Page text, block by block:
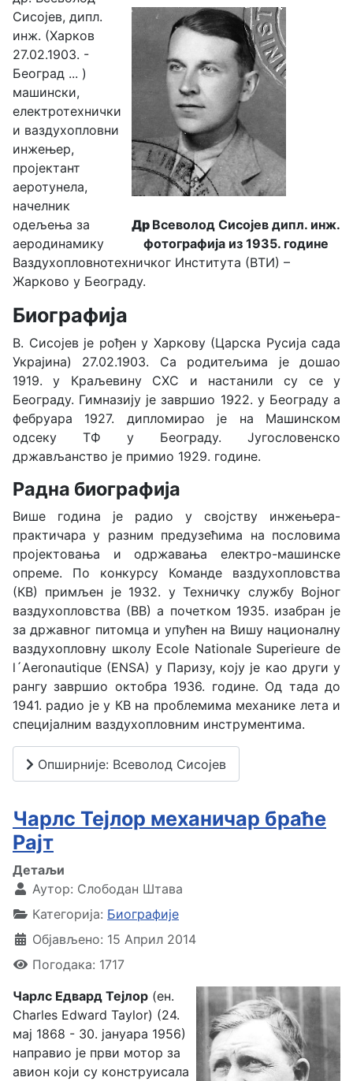
Др Всеволод Сисојев дипл. инж.
фотографија из 1935. године
Сисојев, дипл.
инж. (Харков
27.02.1903. -
Београд ... )
машински,
електротехнички
и ваздухопловни
инжењер,
пројектант
аеротунела,
начелник
одељења за
аеродинамику
Ваздухопловнотехничког Института (ВТИ) –
Жарково у Београду.
Биографија
В. Сисојев је рођен у Харкову (Царска Русија сада
Украјина) 27.02.1903. Са родитељима је дошао
1919. у Краљевину СХС и настанили су се у
Београду. Гимназију је завршио 1922. у Београду а
фебруара 1927. дипломирао је на Машинском
одсеку ТФ у Београду. Југословенско
држављанство је примио 1929. године.
Радна биографија
Више година је радио у својству инжењера-
практичара у разним предузећима на пословима
пројектовања и одржавања електро-машинске
опреме. По конкурсу Команде ваздухопловства
(КВ) примљен је 1932. у Техничку службу Војног
ваздухопловства (ВВ) а почетком 1935. изабран је
за државног питомца и упућен на Вишу националну
ваздухопловну школу Ecole Nationale Superieure de
l´Aeronautique (ENSA) у Паризу, коју је као други у
рангу завршио октобра 1936. године. Од тада до
1941. радио је у КВ на проблемима механике лета и
специјалним ваздухопловним инструментима.
Опширније: Всеволод Сисојев
Чарлс Тејлор механичар браће
Рајт
Детаљи
Аутор: Слободан Штава
Категорија: Биографије
Објављено: 15 Април 2014
Погодака: 1717
Чарлс Едвард Тејлор (ен.
Charles Edward Taylor) (24.
мај 1868 - 30. јануара 1956)
направио је први мотор за
авион који су конструисала